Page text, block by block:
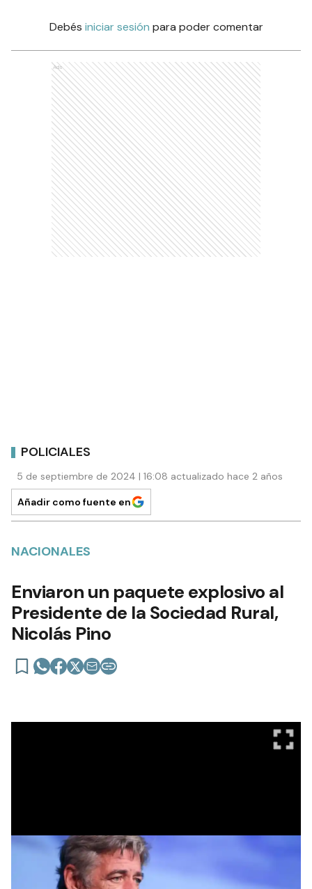
Debés iniciar sesión para poder comentar
Ads
POLICIALES
5 de septiembre de 2024 | 16:08 actualizado hace 2 años
Añadir como fuente en
NACIONALES
Enviaron un paquete explosivo al
Presidente de la Sociedad Rural,
Nicolás Pino